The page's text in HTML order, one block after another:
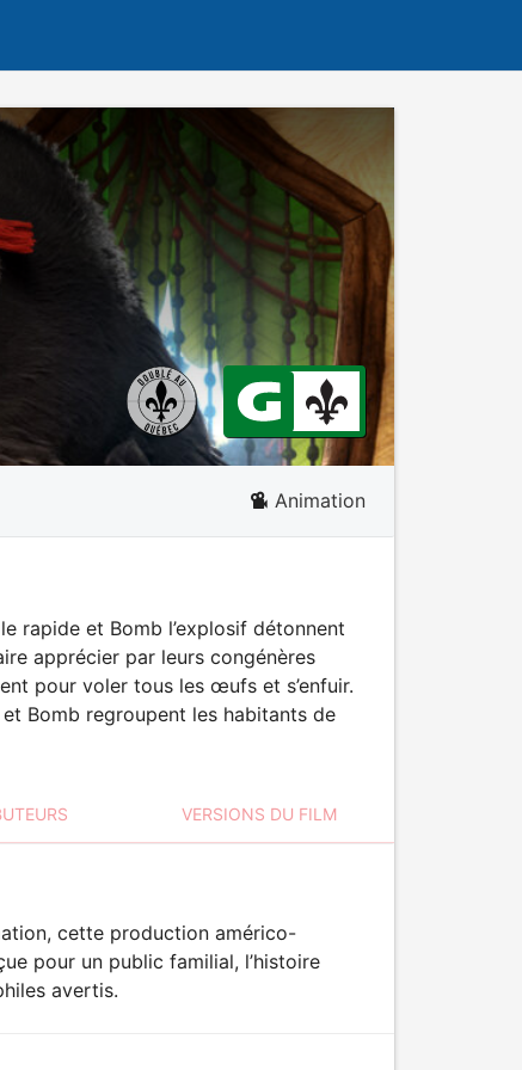
Animation
rapide et Bomb l’explosif détonnent
apprécier par leurs congénères
pour voler tous les œufs et s’enfuir.
Bomb regroupent les habitants de
VERSIONS DU FILM
cette production américo-
pour un public familial, l’histoire
avertis.